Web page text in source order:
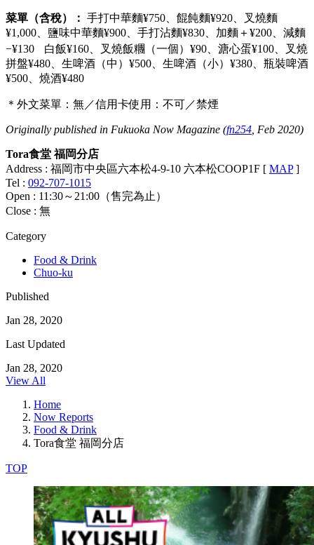
菜單（含稅）： 手打中華麵¥750、餛飩麵¥920、叉燒麵
¥1,000、鹽味中華麵¥900、手打沾麵¥830、加麵＋¥200、減麵
−¥130 白飯¥160、叉燒飯糰（一個）¥90、溏心蛋¥100、叉燒
拼盤¥480、生啤酒（中）¥500、生啤酒（小）¥380、瓶裝啤酒
¥500、燒酒¥480
＊外文菜單：無／信用卡使用：不可／禁煙
Originally published in Fukuoka Now Magazine (fn254 , Feb 2020)
Tora食堂 福岡分店
Address : 福岡市中央區六本松4-9-10 六本松COOP1F [ MAP]
Tel : 092-707-1015
Open : 11:30～21:00（售完為止）
Close : 無
Category
Food & Drink
Chuo-ku
Published
Jan 28, 2020
Last Updated
Jan 28, 2020
View All
Home
Now Reports
Food & Drink
Tora食堂 福岡分店
TOP